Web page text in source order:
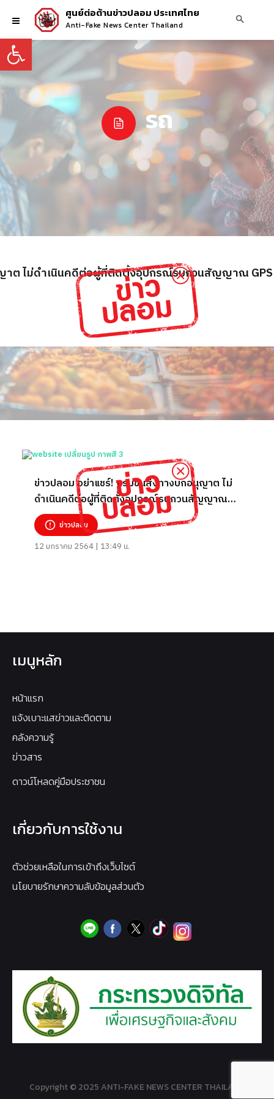
Open toolbar
ศูนย์ต่อต้านข่าวปลอม ประเทศไทย
Anti-Fake News Center Thailand
รถ
าต ไม่ดำเนินคดีต่อผู้ที่ติดตั้งอุปกรณ์รบกวนสัญญาณ GPS
ข่าวปลอม อย่าแชร์! กรมขนส่งทางบกอนุญาต ไม่
ดำเนินคดีต่อผู้ที่ติดตั้งอุปกรณ์รบกวนสัญญาณ
GPS เริ่ม 18 ม.ค.64
ข่าวปลอม
12 มกราคม 2564 | 13:49 น.
เมนูหลัก
หน้าแรก
แจ้งเบาะแสข่าวและติดตาม
คลังความรู้
ข่าวสาร
ดาวน์โหลดคู่มือประชาชน
เกี่ยวกับการใช้งาน
ตัวช่วยเหลือในการเข้าถึงเว็บไซต์
นโยบายรักษาความลับข้อมูลส่วนตัว
Copyright © 2025 ANTI-FAKE NEWS CENTER THAILAND